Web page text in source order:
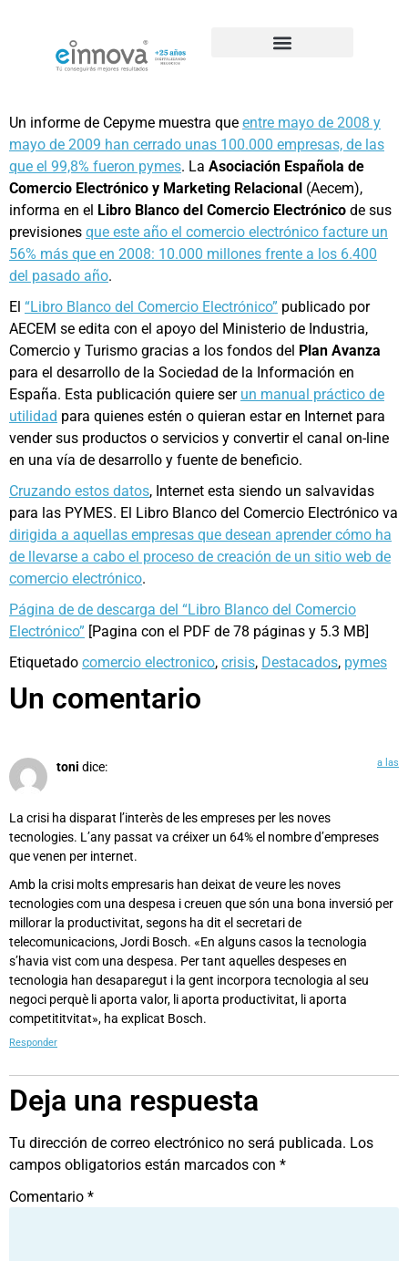
Un informe de Cepyme muestra que entre mayo de 2008 y
mayo de 2009 han cerrado unas 100.000 empresas, de las
que el 99,8% fueron pymes. La Asociación Española de
Comercio Electrónico y Marketing Relacional (Aecem),
informa en el Libro Blanco del Comercio Electrónico de sus
previsiones que este año el comercio electrónico facture un
56% más que en 2008: 10.000 millones frente a los 6.400
del pasado año.
El “Libro Blanco del Comercio Electrónico” publicado por
AECEM se edita con el apoyo del Ministerio de Industria,
Comercio y Turismo gracias a los fondos del Plan Avanza
para el desarrollo de la Sociedad de la Información en
España. Esta publicación quiere ser un manual práctico de
utilidad para quienes estén o quieran estar en Internet para
vender sus productos o servicios y convertir el canal on-line
en una vía de desarrollo y fuente de beneficio.
Cruzando estos datos, Internet esta siendo un salvavidas
para las PYMES. El Libro Blanco del Comercio Electrónico va
dirigida a aquellas empresas que desean aprender cómo ha
de llevarse a cabo el proceso de creación de un sitio web de
comercio electrónico.
Página de de descarga del “Libro Blanco del Comercio
Electrónico” [Pagina con el PDF de 78 páginas y 5.3 MB]
Etiquetado comercio electronico, crisis, Destacados, pymes
Un comentario
toni dice: a las
La crisi ha disparat l’interès de les empreses per les noves
tecnologies. L’any passat va créixer un 64% el nombre d’empreses
que venen per internet.
Amb la crisi molts empresaris han deixat de veure les noves
tecnologies com una despesa i creuen que són una bona inversió per
millorar la productivitat, segons ha dit el secretari de
telecomunicacions, Jordi Bosch. «En alguns casos la tecnologia
s’havia vist com una despesa. Per tant aquelles despeses en
tecnologia han desaparegut i la gent incorpora tecnologia al seu
negoci perquè li aporta valor, li aporta productivitat, li aporta
competititvitat», ha explicat Bosch.
Responder
Deja una respuesta
Tu dirección de correo electrónico no será publicada. Los
campos obligatorios están marcados con *
Comentario *